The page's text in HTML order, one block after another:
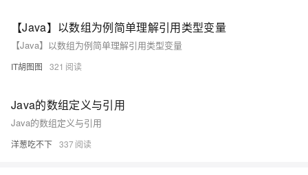
【Java】以数组为例简单理解引用类型变量
【Java】以数组为例简单理解引用类型变量
IT胡图图 321
Java的数组定义与引用
Java的数组定义与引用
洋葱吃不下 337